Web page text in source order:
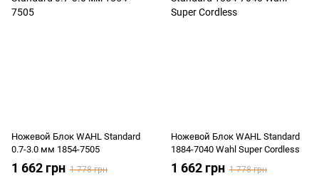
Ножевой Блок WAHL Standard
0.7-3.0 мм 1854-7505
1 662 грн 1 778 грн
Ножевой Блок WAHL Standard
1884-7040 Wahl Super Cordless
1 662 грн 1 778 грн